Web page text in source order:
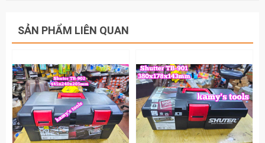
SẢN PHẨM LIÊN QUAN